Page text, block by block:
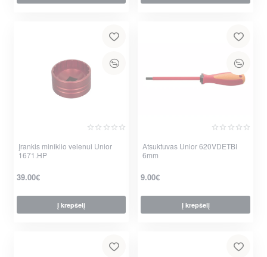
Įrankis miniklio velenui Unior
1671.HP
39.00€
Į krepšelį
Atsuktuvas Unior 620VDETBI
6mm
9.00€
Į krepšelį